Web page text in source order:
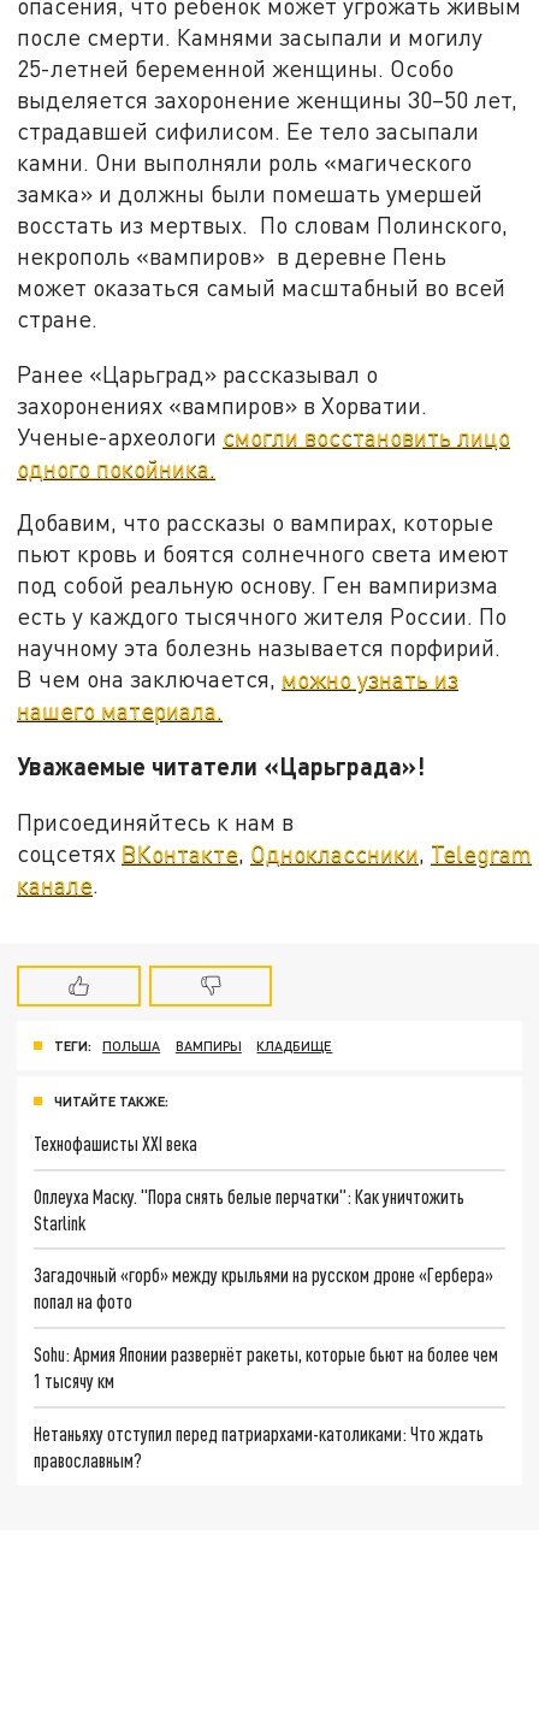
после смерти. Камнями засыпали и могилу
25-летней беременной женщины. Особо
выделяется захоронение женщины 30–50 лет,
страдавшей сифилисом. Ее тело засыпали
камни. Они выполняли роль «магического
замка» и должны были помешать умершей
восстать из мертвых. По словам Полинского,
некрополь «вампиров» в деревне Пень
может оказаться самый масштабный во всей
стране.
Ранее «Царьград» рассказывал о
захоронениях «вампиров» в Хорватии.
Ученые-археологи смогли восстановить лицо
одного покойника.
Добавим, что рассказы о вампирах, которые
пьют кровь и боятся солнечного света имеют
под собой реальную основу. Ген вампиризма
есть у каждого тысячного жителя России. По
научному эта болезнь называется порфирий.
В чем она заключается, можно узнать из
нашего материала.
Уважаемые читатели «Царьграда»!
Присоединяйтесь к нам в
соцсетях ВКонтакте Одноклассники Telegram
канале
ТЕГИ: ПОЛЬША ВАМПИРЫ КЛАДБИЩЕ
ЧИТАЙТЕ ТАКЖЕ:
Технофашисты XXI века
Оплеуха Маску. "Пора снять белые перчатки": Как уничтожить
Starlink
Загадочный «горб» между крыльями на русском дроне «Гербера»
попал на фото
Sohu: Армия Японии развернёт ракеты, которые бьют на более чем
1 тысячу км
Нетаньяху отступил перед патриархами-католиками: Что ждать
православным?